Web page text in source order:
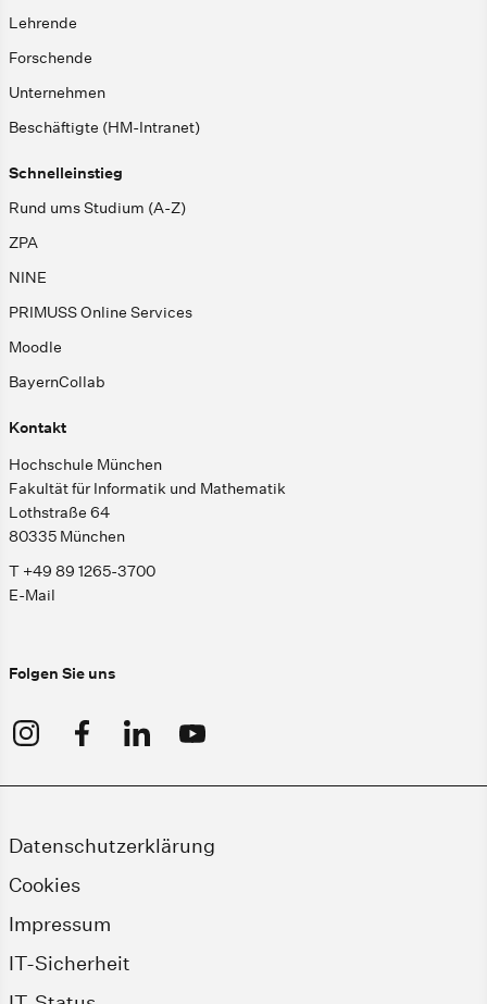
Lehrende
Forschende
Unternehmen
Beschäftigte (HM-Intranet)
Schnelleinstieg
Rund ums Studium (A-Z)
ZPA
NINE
PRIMUSS Online Services
Moodle
BayernCollab
Kontakt
Hochschule München
Fakultät für Informatik und Mathematik
Lothstraße 64
80335 München
T +49 89 1265-3700
E-Mail
Folgen Sie uns
Datenschutzerklärung
Cookies
Impressum
IT-Sicherheit